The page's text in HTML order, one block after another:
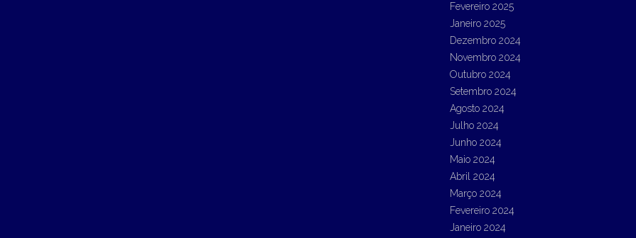
Fevereiro 2025
Janeiro 2025
Dezembro 2024
Novembro 2024
Outubro 2024
Setembro 2024
Agosto 2024
Julho 2024
Junho 2024
Maio 2024
Abril 2024
Março 2024
Fevereiro 2024
Janeiro 2024